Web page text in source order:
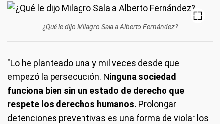
¿Qué le dijo Milagro Sala a Alberto Fernández?
"Lo he planteado una y mil veces desde que
empezó la persecución. Ninguna sociedad
funciona bien sin un estado de derecho que
respete los derechos humanos. Prolongar
detenciones preventivas es una forma de violar los